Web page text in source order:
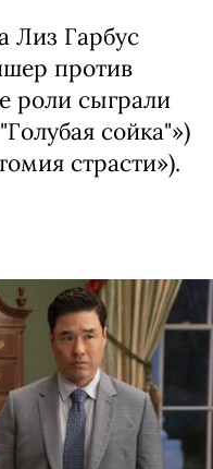
Лиз Гарбус
против
роли сыграли
сойка"»)
страсти»).